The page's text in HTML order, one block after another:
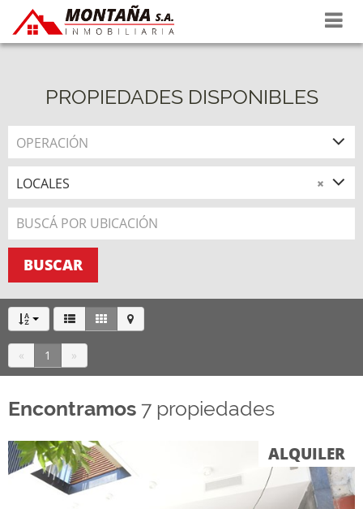
Tasaciones
La empresa
Contacto
PROPIEDADES DISPONIBLES
OPERACIÓN
×
LOCALES
BUSCAR
« 1 »
Encontramos 7 propiedades
ALQUILER